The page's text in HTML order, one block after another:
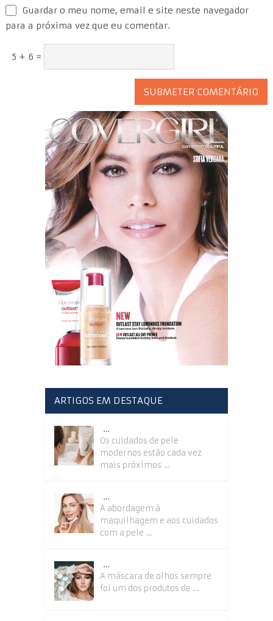
Guardar o meu nome, email e site neste navegador
para a próxima vez que eu comentar.
5 + 6 =
ARTIGOS EM DESTAQUE
…
Os cuidados de pele
modernos estão cada vez
mais próximos …
…
A abordagem à
maquilhagem e aos cuidados
com a pele …
…
A máscara de olhos sempre
foi um dos produtos de …